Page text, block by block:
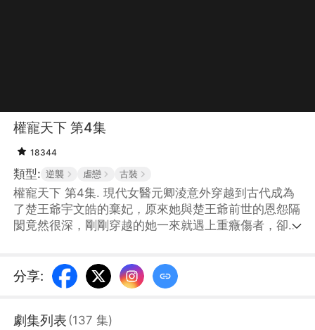
權寵天下 第4集
18344
類型: 逆襲 虐戀 古裝
權寵天下 第4集. 現代女醫元卿淩意外穿越到古代成為
了楚王爺宇文皓的棄妃，原來她與楚王爺前世的恩怨隔
閡竟然很深，剛剛穿越的她一來就遇上重癥傷者，卻差
分享:
劇集列表 (137 集)